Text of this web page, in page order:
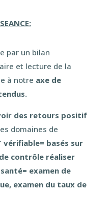
par un bilan
et lecture de la
à notre axe de
des retours positif
domaines de
vérifiable= basés sur
contrôle réaliser
examen de
examen du taux de